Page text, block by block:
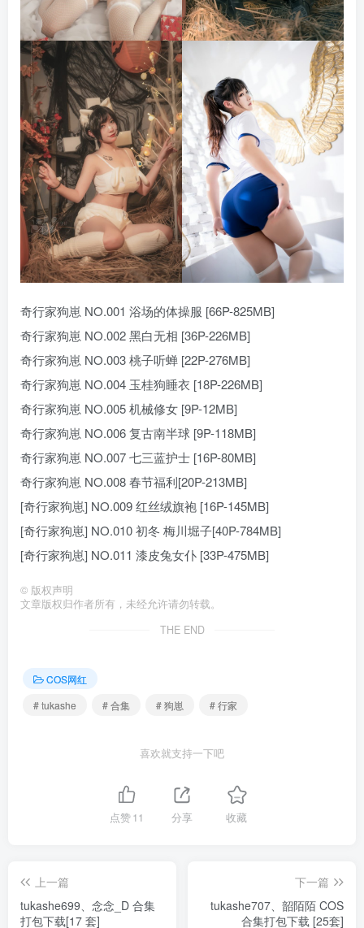
奇行家狗崽 NO.001 浴场的体操服 [66P-825MB]
奇行家狗崽 NO.002 黑白无相 [36P-226MB]
奇行家狗崽 NO.003 桃子听蝉 [22P-276MB]
奇行家狗崽 NO.004 玉桂狗睡衣 [18P-226MB]
奇行家狗崽 NO.005 机械修女 [9P-12MB]
奇行家狗崽 NO.006 复古南半球 [9P-118MB]
奇行家狗崽 NO.007 七三蓝护士 [16P-80MB]
奇行家狗崽 NO.008 春节福利[20P-213MB]
[奇行家狗崽] NO.009 红丝绒旗袍 [16P-145MB]
[奇行家狗崽] NO.010 初冬 梅川堀子[40P-784MB]
[奇行家狗崽] NO.011 漆皮兔女仆 [33P-475MB]
© 版权声明
文章版权归作者所有，未经允许请勿转载。
THE END
COS网红
# tukashe
# 合集 # 狗崽 # 行家
喜欢就支持一下吧
点赞11 分享 收藏
上一篇
tukashe699、念念_D 合集
打包下载[17 套]
下一篇
tukashe707、韶陌陌 COS
合集打包下载 [25套]